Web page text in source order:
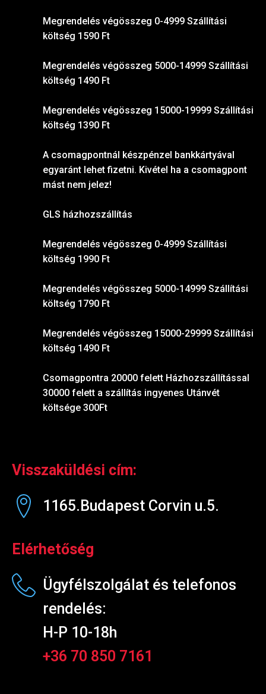
Megrendelés végösszeg 0-4999 Szállítási
költség 1590 Ft
Megrendelés végösszeg 5000-14999 Szállítási
költség 1490 Ft
Megrendelés végösszeg 15000-19999 Szállítási
költség 1390 Ft
A csomagpontnál készpénzel bankkártyával
egyaránt lehet fizetni. Kivétel ha a csomagpont
mást nem jelez!
GLS házhozszállítás
Megrendelés végösszeg 0-4999 Szállítási
költség 1990 Ft
Megrendelés végösszeg 5000-14999 Szállítási
költség 1790 Ft
Megrendelés végösszeg 15000-29999 Szállítási
költség 1490 Ft
Csomagpontra 20000 felett Házhozszállítással
30000 felett a szállítás ingyenes Utánvét
költsége 300Ft
Visszaküldési cím:
1165.Budapest Corvin u.5.
Elérhetőség
Ügyfélszolgálat és telefonos
rendelés:
H-P 10-18h
+36 70 850 7161